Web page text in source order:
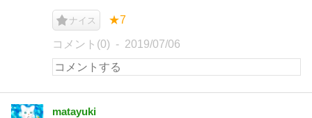
ナイス ★7
コメント(0) 2019/07/06
matayuki